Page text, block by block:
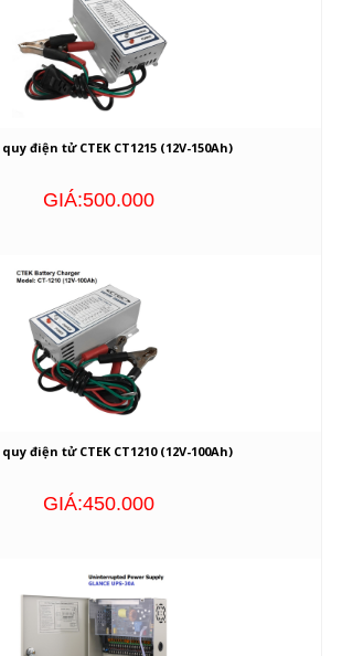
điện tử CTEK CT1215 (12V-150Ah)
GIÁ:500.000
điện tử CTEK CT1210 (12V-100Ah)
GIÁ:450.000